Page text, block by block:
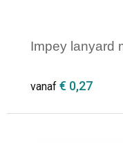
Impey lanyard
vanaf € 0,27